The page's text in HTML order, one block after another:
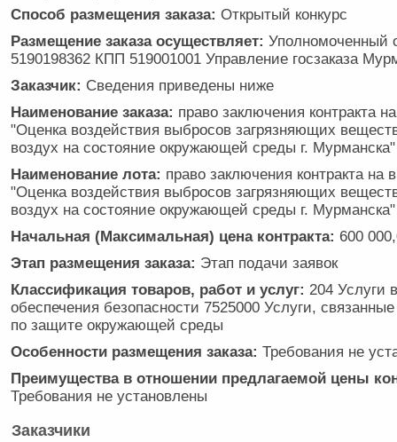
Способ размещения заказа: Открытый конкурс
Размещение заказа осуществляет: Уполномоченный
5190198362 КПП 519001001 Управление госзаказа
Заказчик: Сведения приведены ниже
Наименование заказа: право заключения контракта
"Оценка воздействия выбросов загрязняющих
воздух на состояние окружающей среды г. Мурманска"
Наименование лота: право заключения контракта на
"Оценка воздействия выбросов загрязняющих
воздух на состояние окружающей среды г. Мурманска"
Начальная (Максимальная) цена контракта: 600
Этап размещения заказа: Этап подачи заявок
Классификация товаров, работ и услуг: 204 Услуги
обеспечения безопасности 7525000 Услуги,
по защите окружающей среды
Особенности размещения заказа: Требования не
Преимущества в отношении предлагаемой цены
Требования не установлены
Заказчики